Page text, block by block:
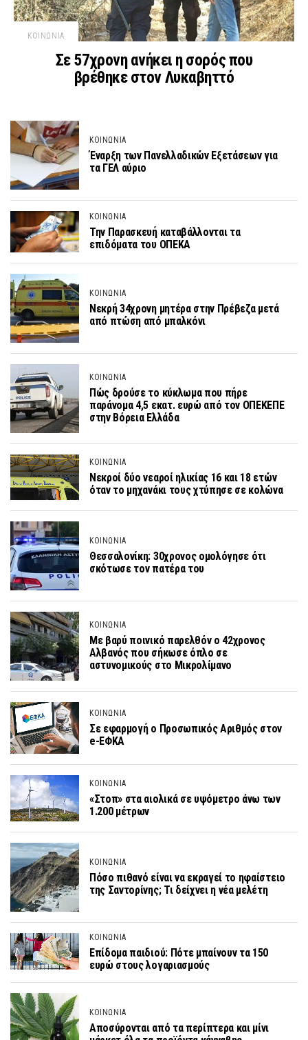
ΚΟΙΝΩΝΙΑ
Σε 57χρονη ανήκει η σορός που
βρέθηκε στον Λυκαβηττό
ΚΟΙΝΩΝΙΑ
Έναρξη των Πανελλαδικών Εξετάσεων για
τα ΓΕΛ αύριο
ΚΟΙΝΩΝΙΑ
Την Παρασκευή καταβάλλονται τα
επιδόματα του ΟΠΕΚΑ
ΚΟΙΝΩΝΙΑ
Νεκρή 34χρονη μητέρα στην Πρέβεζα μετά
από πτώση από μπαλκόνι
ΚΟΙΝΩΝΙΑ
Πώς δρούσε το κύκλωμα που πήρε
παράνομα 4,5 εκατ. ευρώ από τον ΟΠΕΚΕΠΕ
στην Βόρεια Ελλάδα
ΚΟΙΝΩΝΙΑ
Νεκροί δύο νεαροί ηλικίας 16 και 18 ετών
όταν το μηχανάκι τους χτύπησε σε κολώνα
ΚΟΙΝΩΝΙΑ
Θεσσαλονίκη: 30χρονος ομολόγησε ότι
σκότωσε τον πατέρα του
ΚΟΙΝΩΝΙΑ
Με βαρύ ποινικό παρελθόν ο 42χρονος
Αλβανός που σήκωσε όπλο σε
αστυνομικούς στο Μικρολίμανο
ΚΟΙΝΩΝΙΑ
Σε εφαρμογή ο Προσωπικός Αριθμός στον
e-ΕΦΚΑ
ΚΟΙΝΩΝΙΑ
«Στοπ» στα αιολικά σε υψόμετρο άνω των
1.200 μέτρων
ΚΟΙΝΩΝΙΑ
Πόσο πιθανό είναι να εκραγεί το ηφαίστειο
της Σαντορίνης; Τι δείχνει η νέα μελέτη
ΚΟΙΝΩΝΙΑ
Επίδομα παιδιού: Πότε μπαίνουν τα 150
ευρώ στους λογαριασμούς
ΚΟΙΝΩΝΙΑ
Αποσύρονται από τα περίπτερα και μίνι